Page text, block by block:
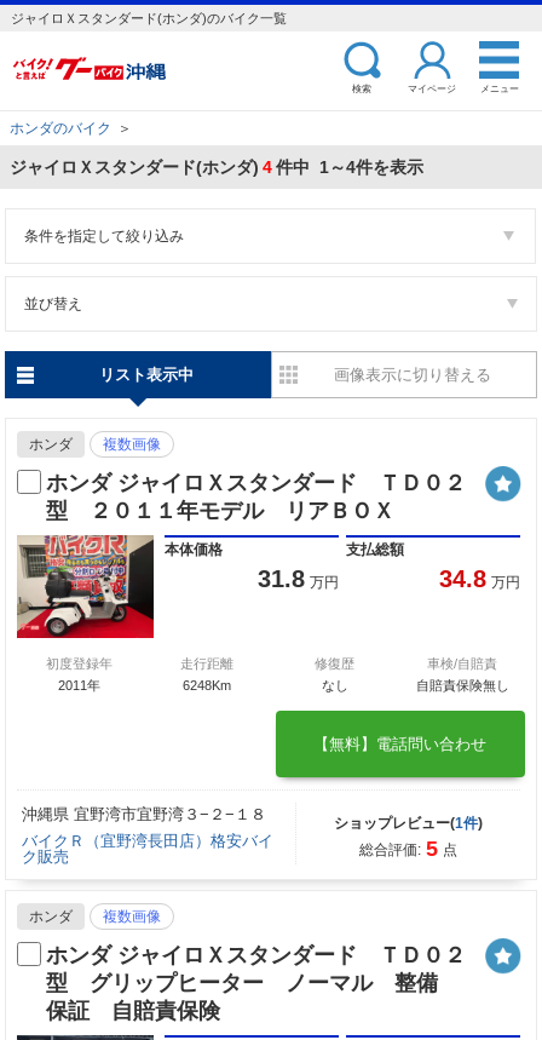
ジャイロＸスタンダード(ホンダ)のバイク一覧
検索 マイページ メニュー
ホンダのバイク ＞
ジャイロＸスタンダード(ホンダ) 4件中 1～4件を表示
条件を指定して絞り込み
並び替え
リスト表示中 画像表示に切り替える
ホンダ 複数画像
ホンダ ジャイロＸスタンダード ＴＤ０２
型 ２０１１年モデル リアＢＯＸ
本体価格
31.8 万円
支払総額
34.8 万円
初度登録年
2011年
走行距離
6248Km
修復歴
なし
車検/自賠責
自賠責保険無し
【無料】電話問い合わせ
沖縄県 宜野湾市宜野湾３−２−１８
バイクＲ（宜野湾長田店）格安バイ
ク販売
ショップレビュー(1件)
総合評価: 5 点
ホンダ 複数画像
ホンダ ジャイロＸスタンダード ＴＤ０２
型 グリップヒーター ノーマル 整備
保証 自賠責保険